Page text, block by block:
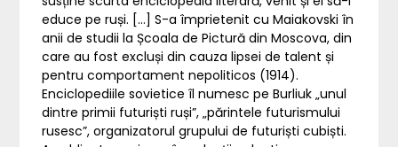
educe pe ruși. […] S-a împrietenit cu Maiakovski în
anii de studii la Școala de Pictură din Moscova, din
care au fost excluși din cauza lipsei de talent și
pentru comportament nepoliticos (1914).
Enciclopediile sovietice îl numesc pe Burliuk „unul
dintre primii futuriști ruși”, „părintele futurismului
rusesc”, organizatorul grupului de futuriști cubiști.